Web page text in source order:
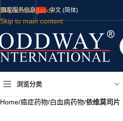
Skip to navigation
Skip to main content
国家服务信息 中文 (简体)
浏览分类
Home/癌症药物/白血病药物/依维莫司片